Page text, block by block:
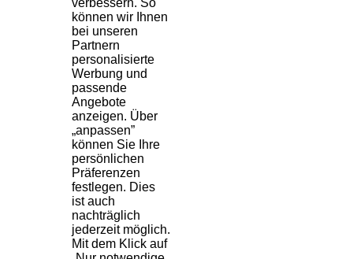
verbessern. So
können wir Ihnen
bei unseren
Partnern
personalisierte
Werbung und
passende
Angebote
anzeigen. Über
„anpassen”
können Sie Ihre
persönlichen
Präferenzen
festlegen. Dies
ist auch
nachträglich
jederzeit möglich.
Mit dem Klick auf